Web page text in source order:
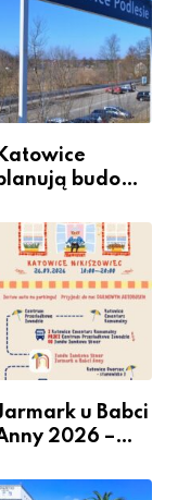
Katowice
budowę
o w Podlesiu
u Babci
2026 –